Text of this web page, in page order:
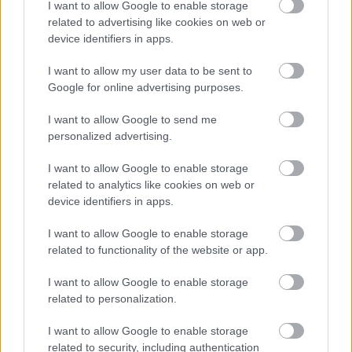
I want to allow Google to enable storage
related to advertising like cookies on web or
device identifiers in apps.
I want to allow my user data to be sent to
Google for online advertising purposes.
I want to allow Google to send me
personalized advertising.
I want to allow Google to enable storage
related to analytics like cookies on web or
device identifiers in apps.
I want to allow Google to enable storage
related to functionality of the website or app.
I want to allow Google to enable storage
related to personalization.
I want to allow Google to enable storage
related to security, including authentication
Cracovia.
Ekstraklasa - sytuacja w tabeli
zajmują
13. miejsce w tabeli. Goście (Cracovia) plasują się na
miejscu.
bramkowe.
Korona Kielce vs. Cracovia - relacja, wynik na żywo, transmisja
Wynik meczu Korona Kielce - Cracovia znajdziesz na naszej stronie zaraz
po jego zakończeniu. Jeżeli szukasz informacji meczowych, zajrzyj tutaj:
Korona Kielce vs. Cracovia - wynik, składy, strzelcy
Jeżeli w internecie lub TV dostępna jest
albo innych spotkań Ekstraklasa na pewno
znajdziesz takie informacje na naszym portalu. Możliwe jednak, że nigdzie
nie pojawi się stream online z tego pojedynku. Śledź portal
Asseco Resovia| Developres Rzeszów |ITA TOOLS Stal Mielec
Cellfast Wilki Krosno| Texom Stal Rzeszów|Stal Mielec